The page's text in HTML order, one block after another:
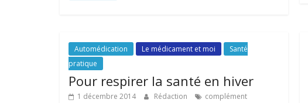
Automédication Le médicament et moi
Santé
pratique
Pour respirer la santé en hiver
1 décembre 2014 Rédaction
complément